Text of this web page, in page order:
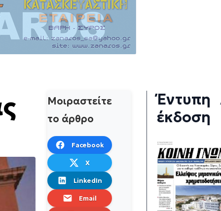
Μοιραστείτε
το άρθρο
Facebook
X
LinkedIn
Email
Έντυπη
έκδοση